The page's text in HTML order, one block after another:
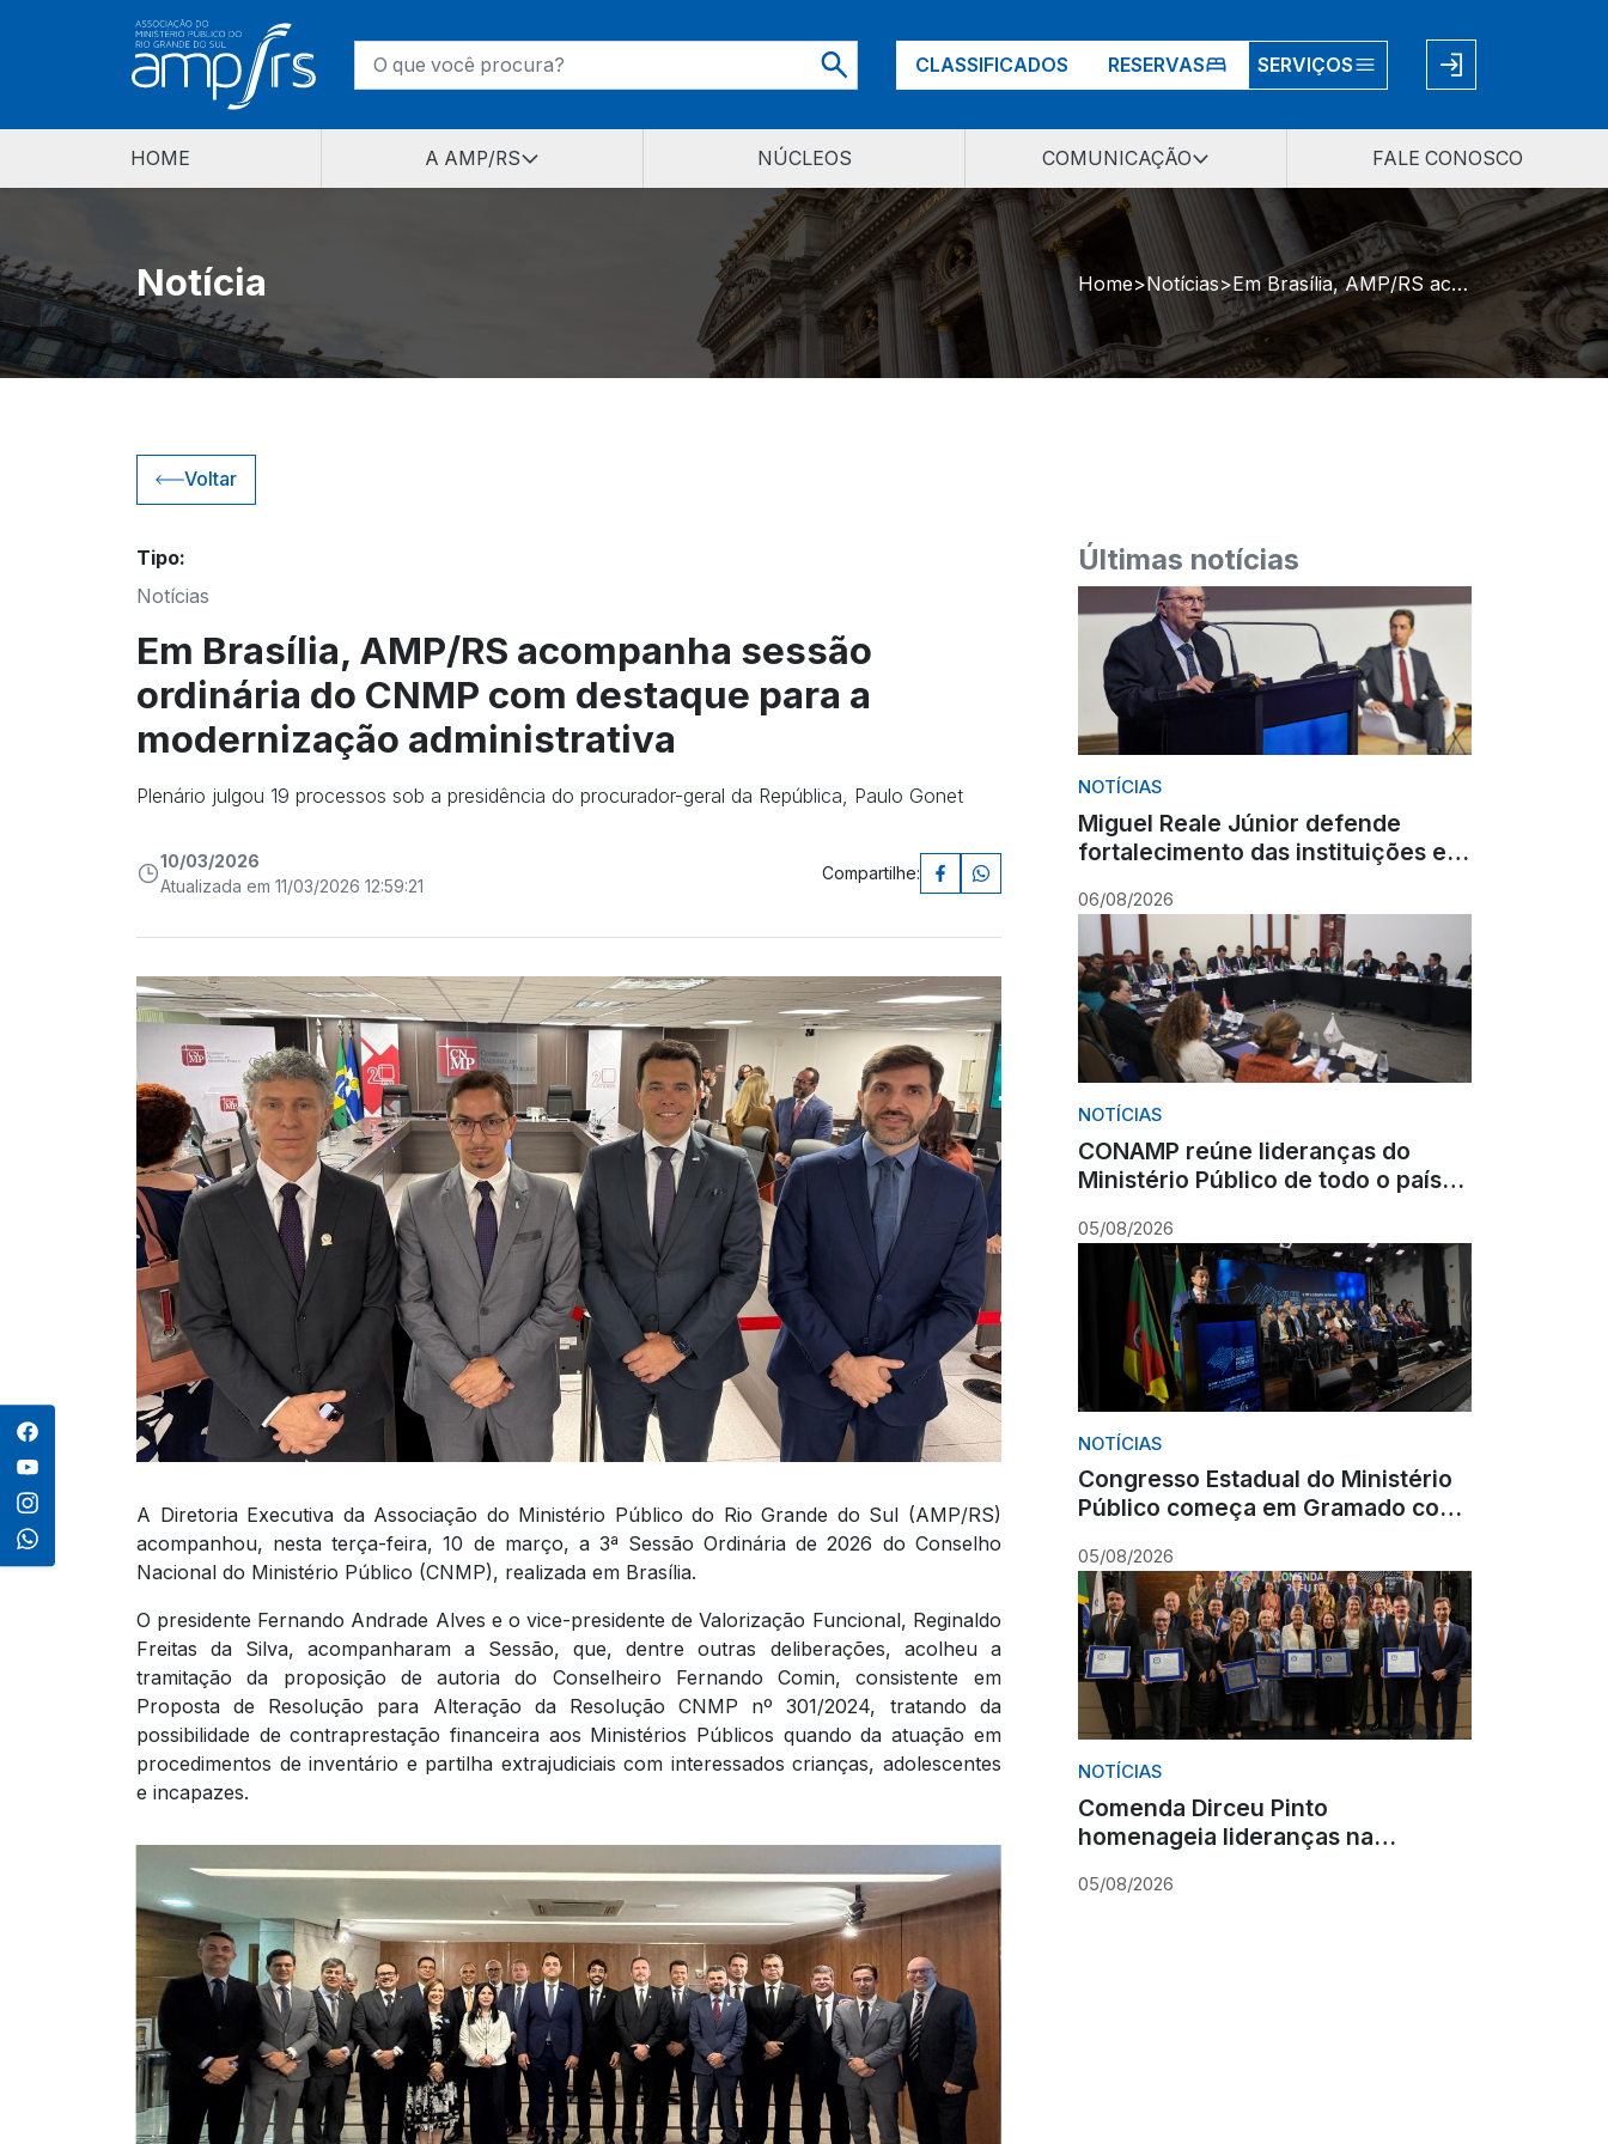
CLASSIFICADOS RESERVAS SERVIÇOS
HOME A AMP/RS NÚCLEOS COMUNICAÇÃO FALE CONOSCO
Notícia Home Notícias Em Brasília, AMP/RS acompanha sessão ordinária do CNMP com destaque para a modernização administrativa
Voltar
Tipo:
Notícias
Em Brasília, AMP/RS acompanha sessão
ordinária do CNMP com destaque para a
modernização administrativa
Plenário julgou 19 processos sob a presidência do procurador-geral da República, Paulo Gonet
10/03/2026
Atualizada em 11/03/2026 12:59:21
Compartilhe:
A Diretoria Executiva da Associação do Ministério Público do Rio Grande do Sul (AMP/RS)
acompanhou, nesta terça-feira, 10 de março, a 3ª Sessão Ordinária de 2026 do Conselho
Nacional do Ministério Público (CNMP), realizada em Brasília.
O presidente Fernando Andrade Alves e o vice-presidente de Valorização Funcional, Reginaldo
Freitas da Silva, acompanharam a Sessão, que, dentre outras deliberações, acolheu a
tramitação da proposição de autoria do Conselheiro Fernando Comin, consistente em
Proposta de Resolução para Alteração da Resolução CNMP nº 301/2024, tratando da
possibilidade de contraprestação financeira aos Ministérios Públicos quando da atuação em
procedimentos de inventário e partilha extrajudiciais com interessados crianças, adolescentes
e incapazes.
Últimas notícias
NOTÍCIAS
Miguel Reale Júnior defende
fortalecimento das instituições e
Ministério Público
06/08/2026
NOTÍCIAS
CONAMP reúne lideranças do
Ministério Público de todo o país
para fortalecer atuação
institucional
05/08/2026
NOTÍCIAS
Congresso Estadual do Ministério
Público começa em Gramado com
05/08/2026
NOTÍCIAS
Comenda Dirceu Pinto
homenageia lideranças na
do Ministério Público
05/08/2026